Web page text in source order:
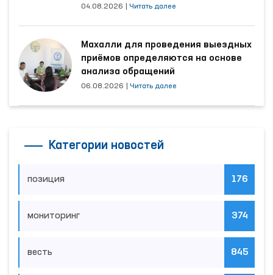
наибольшее количество обращений
04.08.2026 Читать далее
Махалли для проведения выездных
приёмов определяются на основе
анализа обращений
06.08.2026 Читать далее
Категории новостей
позиция 176
мониторинг 374
весть 845